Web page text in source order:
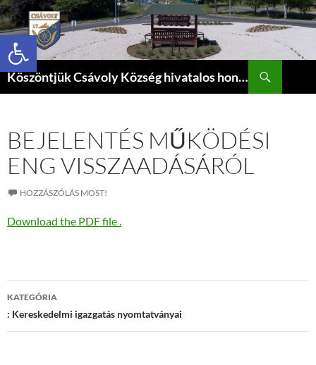
Eszköztár megnyitása
Köszöntjük Csávoly Község hivatalos honlapján.
Keresés
BEJELENTÉS MŰKÖDÉSI
ENG VISSZAADÁSÁRÓL
HOZZÁSZÓLÁS MOST!
Download the PDF file .
Bejegyzés
navigáció
KATEGÓRIA
: Kereskedelmi igazgatás nyomtatványai